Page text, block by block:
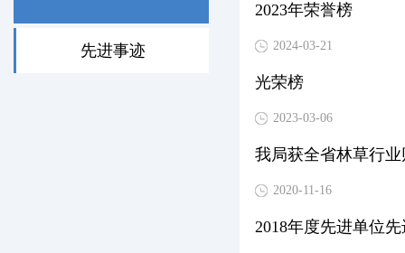
先进事迹
2023年荣誉榜
2024-03-21
光荣榜
2023-03-06
我局获全省林草行
2020-11-16
2018年度先进单位